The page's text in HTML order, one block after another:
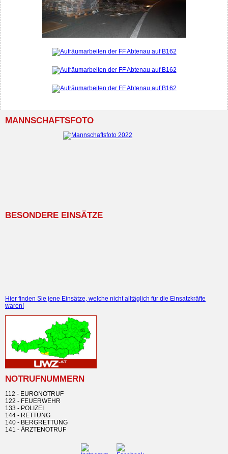
MANNSCHAFTSFOTO
BESONDERE EINSÄTZE
Hier finden Sie jene Einsätze, welche nicht alltäglich für die Einsatzkräfte
waren!
NOTRUFNUMMERN
112 - EURONOTRUF
122 - FEUERWEHR
133 - POLIZEI
144 - RETTUNG
140 - BERGRETTUNG
141 - ÄRZTENOTRUF